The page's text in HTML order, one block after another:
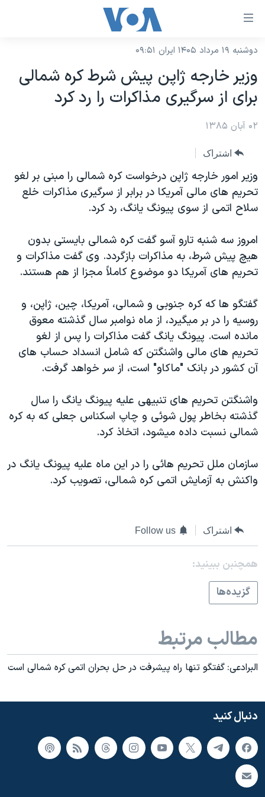
لینکهای
دسترسی
جهش
محتوای
اصلی
جهش
اصلی
جهش
به
جستجو
نسخه سبک وب‌سایت
موضوع ها
ایران
آمریکا
جهان
ورزشی
گزیده‌ها
ویژه برنامه‌ها
ویدیوها
فرهنگ و زندگی
حقوق شهروندی
اقتصادی
علم و فناوری
اسرائیل در جنگ
آرشیو پخش زنده
برنامه های تلویزیونی
جدول برنامه ها
صفحه‌های ویژه
جام جهانی ۲۰۲۶
عملیات خشم حماسی
بایگانی برنامه‌های تلویزیونی
مستندها
انتخابات ریاست جمهوری آمریکا ۲۰۲۴
حمله جمهوری اسلامی به اسرائیل
رمز مهسا
ورزش زنان در ایران
مجموعه مستندهای دادخواهی
تریبونال مردمی آبان ۹۸
چهل سال گروگان‌گیری
اسرائیل در جنگ
صفحه‌های ویژه
فرکانس‌های صدای آمریکا
پخش رادیویی
یادگیری زبان انگلیسی
دنبال کنید
زبانهای مختلف
دوشنبه ۱۹ مرداد ۱۴۰۵ ایران ۰۹:۵۱
وزير خارجه ژاپن پيش شرط کره شمالی
برای از سرگيری مذاکرات را رد کرد
۰۲ آبان ۱۳۸۵
اشتراک
وزير امور خارجه ژاپن درخواست کره شمالی را مبنی بر لغو
تحريم های مالی آمريکا در برابر از سرگيری مذاکرات خلع
سلاح اتمی از سوی پيونگ يانگ، رد کرد.
امروز سه شنبه تارو آسو گفت کره شمالی بايستی بدون
هيچ پيش شرط، به مذاکرات بازگردد. وی گفت مذاکرات و
تحريم های آمريکا دو موضوع کاملاً مجزا از هم هستند.
گفتگو ها که کره جنوبی و شمالی، آمريکا، چين، ژاپن، و
روسيه را در بر ميگيرد، از ماه نوامبر سال گذشته معوق
مانده است. پيونگ يانگ گفت مذاکرات را پس از لغو
تحريم های مالی واشنگتن که شامل انسداد حساب های
آن کشور در بانک "ماکاو" است، از سر خواهد گرفت.
واشنگتن تحريم های تنبيهی عليه پيونگ يانگ را سال
گذشته بخاطر پول شوئی و چاپ اسکناس جعلی که به کره
شمالی نسبت داده ميشود، اتخاذ کرد.
سازمان ملل تحريم هائی را در اين ماه عليه پيونگ يانگ در
واکنش به آزمايش اتمی کره شمالی، تصويب کرد.
اشتراک Follow us
همچنبن ببینید:
گزيده‌ها
مطالب مرتبط
البرادعی: گفتگو تنها راه پيشرفت در حل بحران اتمی کره شمالی است
دنبال کنید